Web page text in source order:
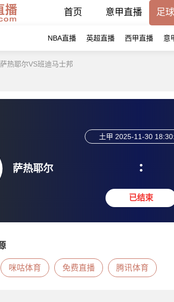
首页 意甲直播 足
NBA直播 英超直播 西甲直播 意
萨热耶尔VS班迪马士邦
萨热耶尔
土甲 2025-11-30
:
已结束
咪咕体育 免费直播 腾讯体育